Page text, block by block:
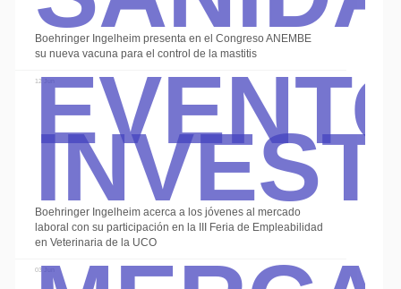
Boehringer Ingelheim presenta en el Congreso ANEMBE
su nueva vacuna para el control de la mastitis
12 Jun
Boehringer Ingelheim acerca a los jóvenes al mercado
laboral con su participación en la III Feria de Empleabilidad
en Veterinaria de la UCO
03 Jun